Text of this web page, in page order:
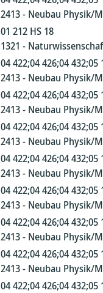
2413 - Neubau Physik/
01 212 HS 18
1321 -
04 422;04 426;04 432;05
2413 - Neubau Physik/
04 422;04 426;04 432;05
2413 - Neubau Physik/
04 422;04 426;04 432;05
2413 - Neubau Physik/
04 422;04 426;04 432;05
2413 - Neubau Physik/
04 422;04 426;04 432;05
2413 - Neubau Physik/
04 422;04 426;04 432;05
2413 - Neubau Physik/
04 422;04 426;04 432;05
2413 - Neubau Physik/
04 422;04 426;04 432;05